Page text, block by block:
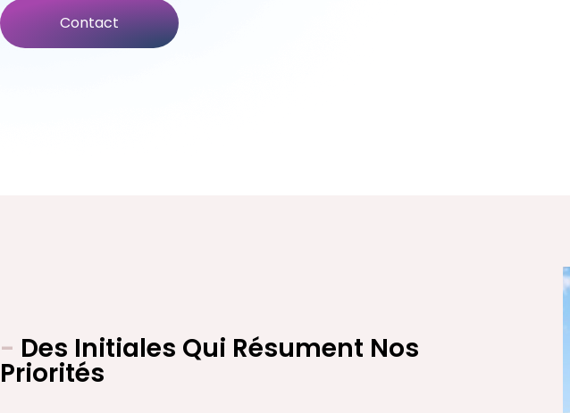
Contact
- Des Initiales Qui Résument Nos
Priorités